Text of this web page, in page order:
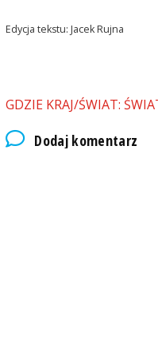
Edycja tekstu: Jacek Rujna
GDZIE KRAJ/ŚWIAT:
Dodaj komentarz